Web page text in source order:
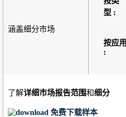
涵盖细分市场
型 :
按应用
:
了解详细市场报告范围和细分
免费下载样本